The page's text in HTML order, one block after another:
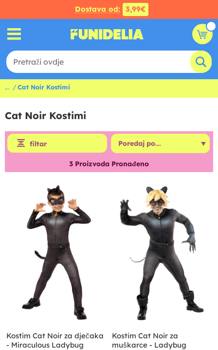
Dostava od: 3,99€
... Cat Noir Kostimi
Cat Noir Kostimi
filtar
3 Proizvoda Pronađeno
Kostim Cat Noir za dječaka
- Miraculous Ladybug
Kostim Cat Noir za
muškarce - Ladybug